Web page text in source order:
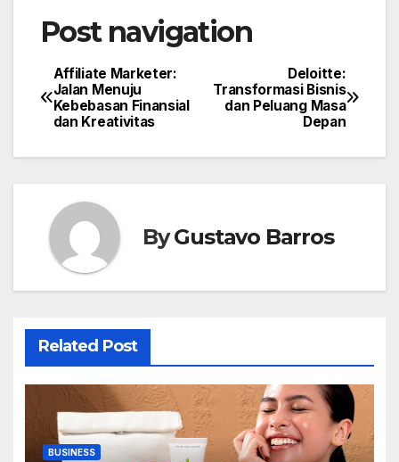
Post navigation
Deloitte:
Transformasi Bisnis
dan Peluang Masa
Depan
Affiliate Marketer:
Jalan Menuju
Kebebasan Finansial
dan Kreativitas
ByGustavo Barros
Related Post
BUSINESS